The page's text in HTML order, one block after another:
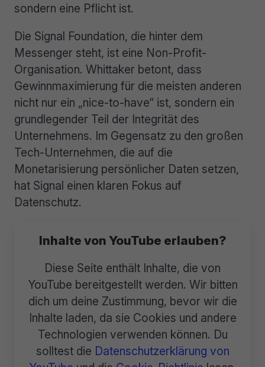
sondern eine Pflicht ist.
Die Signal Foundation, die hinter dem
Messenger steht, ist eine Non-Profit-
Organisation. Whittaker betont, dass
Gewinnmaximierung für die meisten anderen
nicht nur ein „nice-to-have“ ist, sondern ein
grundlegender Teil der Integrität des
Unternehmens. Im Gegensatz zu den großen
Tech-Unternehmen, die auf die
Monetarisierung persönlicher Daten setzen,
hat Signal einen klaren Fokus auf
Datenschutz.
Inhalte von YouTube erlauben?
Diese Seite enthält Inhalte, die von
YouTube bereitgestellt werden. Wir bitten
dich um deine Zustimmung, bevor wir die
Inhalte laden, da sie Cookies und andere
Technologien verwenden können. Du
solltest die Datenschutzerklärung von